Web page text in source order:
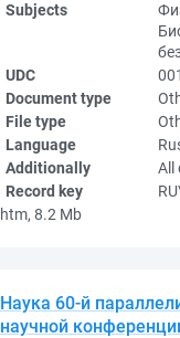
Subjects
UDC
Document type
File type
Language
Additionally
All
Record key
htm, 8.2 Mb
Наука 60-й
научной